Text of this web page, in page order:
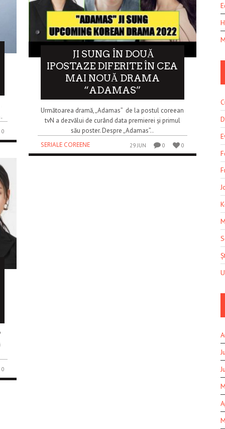
0
0
JI SUNG ÎN DOUĂ
IPOSTAZE DIFERITE ÎN CEA
MAI NOUĂ DRAMA
“ADAMAS”
Următoarea dramă, „Adamas” de la postul coreean
tvN a dezvălui de curând data premierei și primul
său poster. Despre „Adamas”..
SERIALE COREENE
29 JUN 0 0